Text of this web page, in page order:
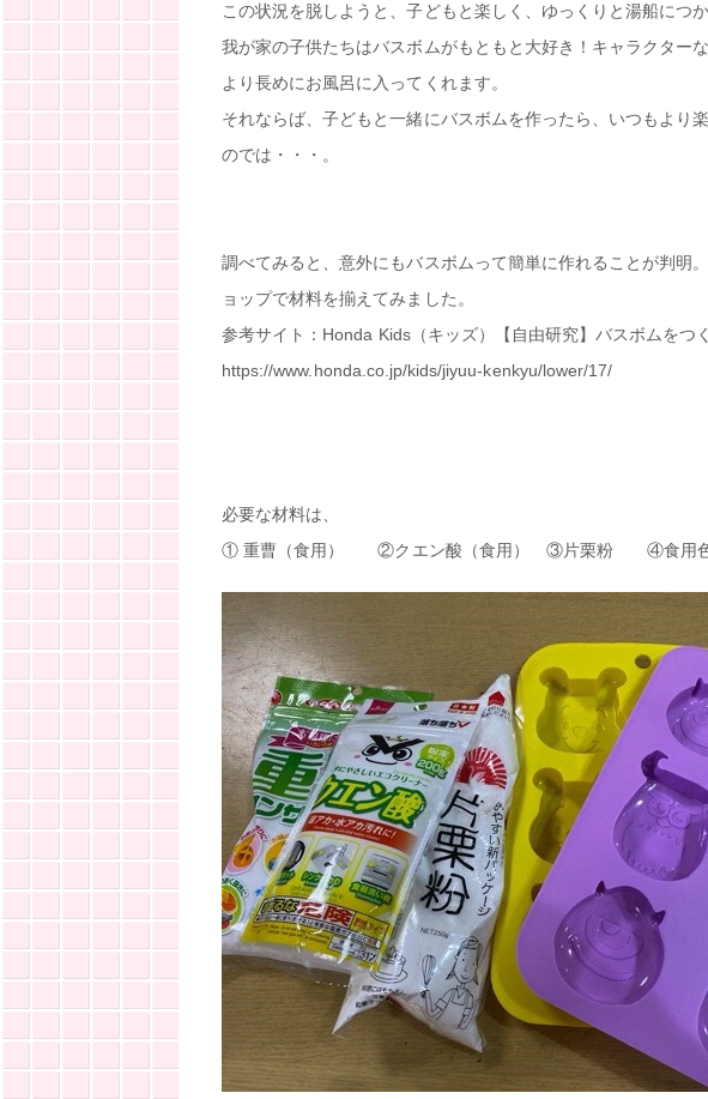
この状況を脱しようと、子どもと楽しく、ゆっくりと湯船につ
我が家の子供たちはバスボムがもともと大好き！キャラクター
より長めにお風呂に入ってくれます。
それならば、子どもと一緒にバスボムを作ったら、いつもより
のでは・・・。
調べてみると、意外にもバスボムって簡単に作れることが判明
ョップで材料を揃えてみました。
参考サイト：Honda Kids（キッズ）【自由研究】バスボムをつ
https://www.honda.co.jp/kids/jiyuu-kenkyu/lower/17/
必要な材料は、
① 重曹（食用） ②クエン酸（食用） ③片栗粉 ④食用色